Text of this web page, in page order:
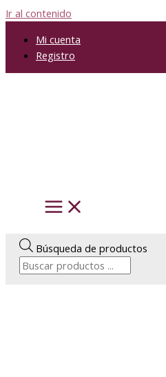
Ir al contenido
Mi cuenta
Registro
Búsqueda de productos